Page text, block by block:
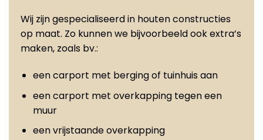
Wij zijn gespecialiseerd in houten constructies
op maat. Zo kunnen we bijvoorbeeld ook extra’s
maken, zoals bv.:
een carport met berging of tuinhuis aan
een carport met overkapping tegen een
muur
een vrijstaande overkapping